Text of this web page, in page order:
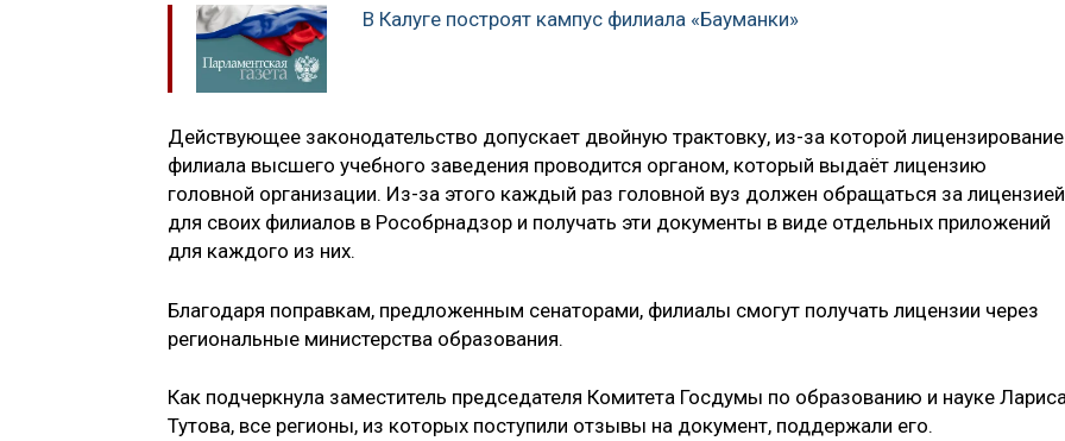
В Калуге построят кампус филиала «Бауманки»
Действующее законодательство допускает двойную трактовку, из-за которой лицензирование
филиала высшего учебного заведения проводится органом, который выдаёт лицензию
головной организации. Из-за этого каждый раз головной вуз должен обращаться за лицензией
для своих филиалов в Рособрнадзор и получать эти документы в виде отдельных приложений
для каждого из них.
Благодаря поправкам, предложенным сенаторами, филиалы смогут получать лицензии через
региональные министерства образования.
Как подчеркнула заместитель председателя Комитета Госдумы по образованию и науке
Тутова, все регионы, из которых поступили отзывы на документ, поддержали его.